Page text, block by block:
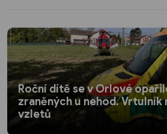
Roční dítě se v Orlové
zraněných u nehod. Vrtulník
vzletů